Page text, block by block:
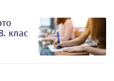
клас